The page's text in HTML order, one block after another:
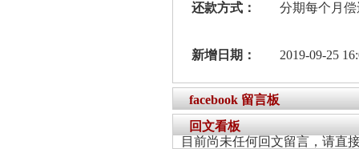
还款方式： 分期每个月
新增日期： 2019-09-25
facebook 留言板
回文看板
目前尚未任何回文留言，请直